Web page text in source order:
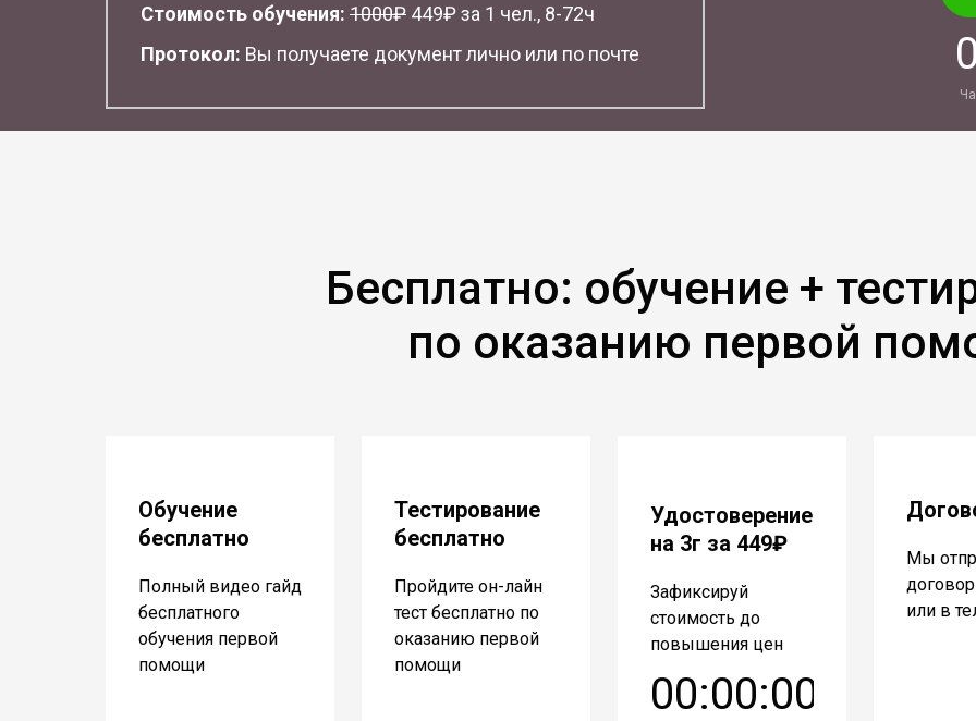
Стоимость обучения: 1000₽ 449₽ за 1 чел., 8-72ч
Протокол: Вы получаете документ лично или по почте 0
Бесплатно: обучение +
по оказанию первой
Обучение
бесплатно
Полный видео гайд
бесплатного
обучения первой
помощи
Тестирование
бесплатно
Пройдите он-лайн
тест бесплатно по
оказанию первой
помощи
Удостоверение
на 3г за 449₽
Зафиксируй
стоимость до
повышения цен
00:00:00
Мы
или в